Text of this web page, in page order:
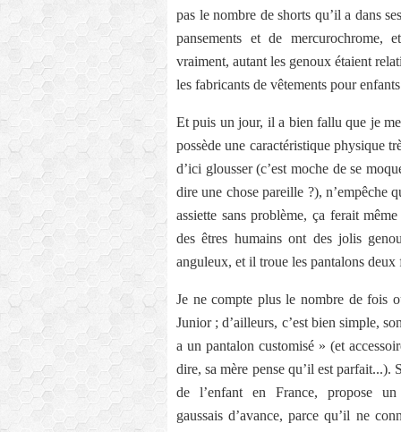
pas le nombre de shorts qu’il a dans
pansements et de mercurochrome,
vraiment, autant les genoux étaient
les fabricants de vêtements pour
Et puis un jour, il a bien fallu que je
possède une caractéristique physique
d’ici glousser (c’est moche de se
dire une chose pareille ?), n’empêche
assiette sans problème, ça ferait
des êtres humains ont des jolis
anguleux, et il troue les pantalons
Je ne compte plus le nombre de fois
Junior ; d’ailleurs, c’est bien simple,
a un pantalon customisé » (et
dire, sa mère pense qu’il est parfait...).
de l’enfant en France, propose
gaussais d’avance, parce qu’il ne